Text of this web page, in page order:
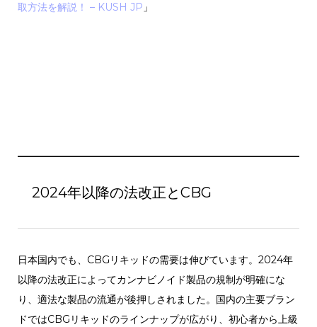
取方法を解説！ – KUSH JP 」
2024年以降の法改正とCBG
日本国内でも、CBGリキッドの需要は伸びています。2024年
以降の法改正によってカンナビノイド製品の規制が明確にな
り、適法な製品の流通が後押しされました。国内の主要ブラン
ドではCBGリキッドのラインナップが広がり、初心者から上級